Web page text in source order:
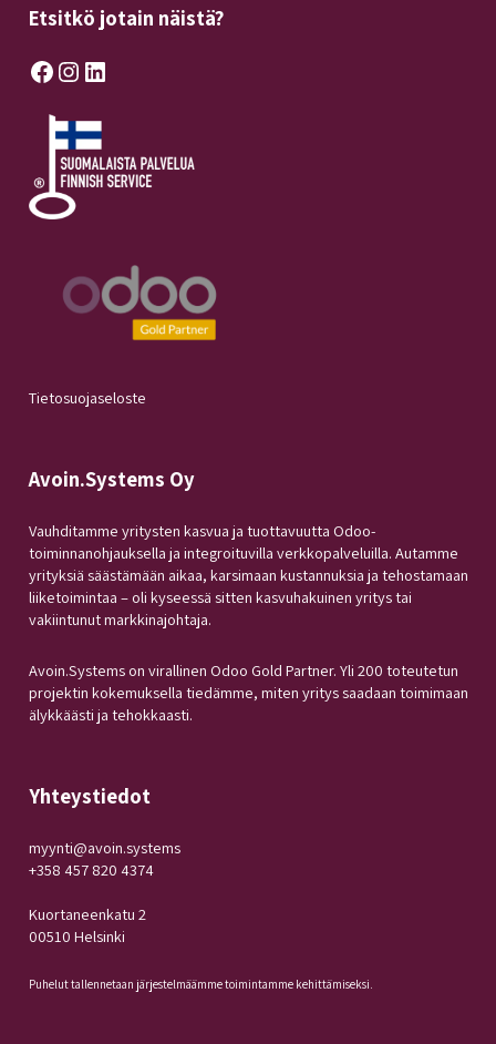
Etsitkö jotain näistä?
Facebook Instagram LinkedIn
Tietosuojaseloste
Avoin.Systems Oy
Vauhditamme yritysten kasvua ja tuottavuutta Odoo-
toiminnanohjauksella ja integroituvilla verkkopalveluilla. Autamme
yrityksiä säästämään aikaa, karsimaan kustannuksia ja tehostamaan
liiketoimintaa – oli kyseessä sitten kasvuhakuinen yritys tai
vakiintunut markkinajohtaja.
Avoin.Systems on virallinen Odoo Gold Partner. Yli 200 toteutetun
projektin kokemuksella tiedämme, miten yritys saadaan toimimaan
älykkäästi ja tehokkaasti.
Yhteystiedot
myynti@avoin.systems
+358 457 820 4374
Kuortaneenkatu 2
00510 Helsinki
Puhelut tallennetaan järjestelmäämme toimintamme kehittämiseksi.